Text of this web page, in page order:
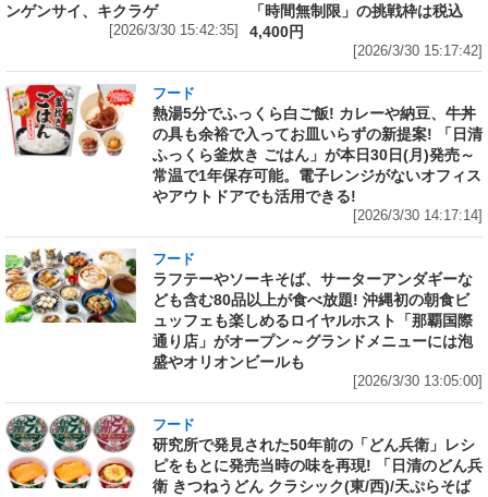
ンゲンサイ、キクラゲ
[2026/3/30 15:42:35]
「時間無制限」の挑戦枠は税込
4,400円
[2026/3/30 15:17:42]
フード
熱湯5分でふっくら白ご飯! カレーや納豆、牛丼
の具も余裕で入ってお皿いらずの新提案! 「日清
ふっくら釜炊き ごはん」が本日30日(月)発売～
常温で1年保存可能。電子レンジがないオフィス
やアウトドアでも活用できる!
[2026/3/30 14:17:14]
フード
ラフテーやソーキそば、サーターアンダギーな
ども含む80品以上が食べ放題! 沖縄初の朝食ビ
ュッフェも楽しめるロイヤルホスト「那覇国際
通り店」がオープン～グランドメニューには泡
盛やオリオンビールも
[2026/3/30 13:05:00]
フード
研究所で発見された50年前の「どん兵衛」レシ
ピをもとに発売当時の味を再現! 「日清のどん兵
衛 きつねうどん クラシック(東/西)/天ぷらそば